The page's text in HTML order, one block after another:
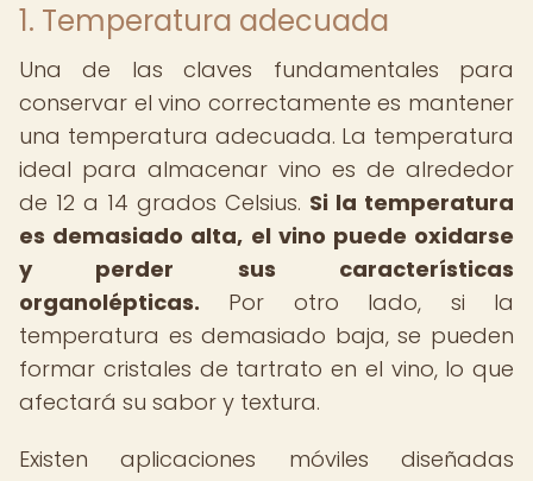
1. Temperatura adecuada
Una de las claves fundamentales para
conservar el vino correctamente es mantener
una temperatura adecuada. La temperatura
ideal para almacenar vino es de alrededor
de 12 a 14 grados Celsius. Si la temperatura
es demasiado alta, el vino puede oxidarse
y perder sus características
organolépticas. Por otro lado, si la
temperatura es demasiado baja, se pueden
formar cristales de tartrato en el vino, lo que
afectará su sabor y textura.
Existen aplicaciones móviles diseñadas